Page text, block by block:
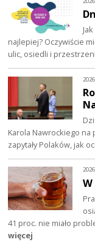
najlepiej? Oczywiście
ulic, osiedli i
Karola Nawrockiego
zapytały Polaków, jak
41 proc. nie miało
więcej